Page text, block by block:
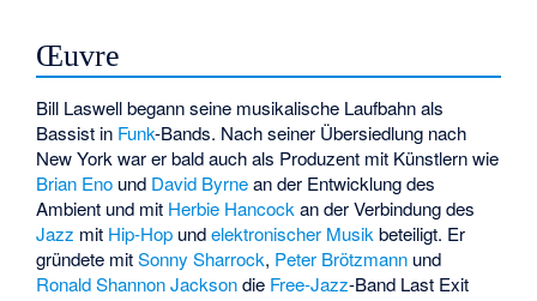
Œuvre
Bill Laswell begann seine musikalische Laufbahn als
Bassist in Funk-Bands. Nach seiner Übersiedlung nach
New York war er bald auch als Produzent mit Künstlern wie
Brian Eno und David Byrnean der Entwicklung des
Ambient und mit Herbie Hancock an der Verbindung des
Jazz mit Hip-Hop undelektronischer Musik beteiligt. Er
gründete mitSonny Sharrock, Peter Brötzmann und
Ronald Shannon Jacksondie Free-Jazz-Band Last Exit